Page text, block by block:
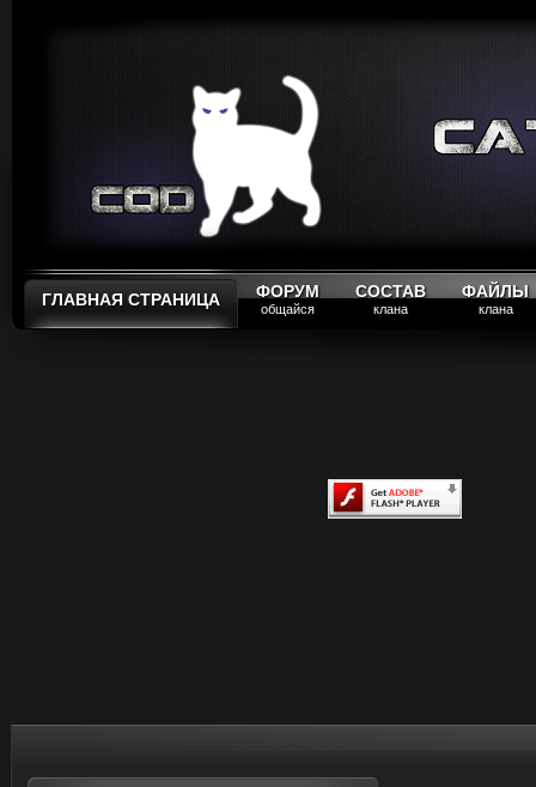
ГЛАВНАЯ СТРАНИЦА ФОРУМ
общайся
СОСТАВ
клана
ФАЙЛЫ
клана